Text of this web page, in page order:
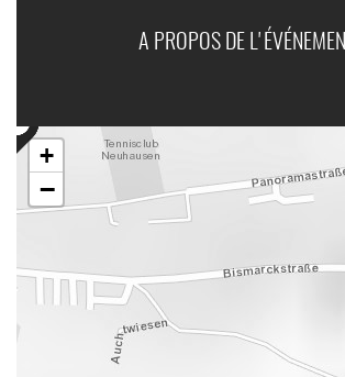
A PROPOS DE L'ÉVÉNEMENT
+
−